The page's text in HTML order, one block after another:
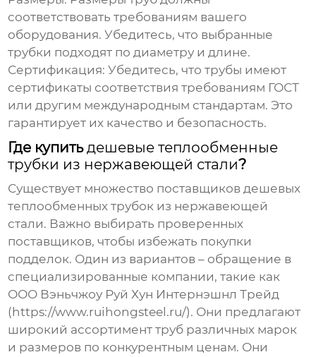
соответствовать требованиям вашего
оборудования. Убедитесь, что выбранные
трубки подходят по диаметру и длине.
Сертификация: Убедитесь, что трубы имеют
сертификаты соответствия требованиям ГОСТ
или другим международным стандартам. Это
гарантирует их качество и безопасность.
Где купитьдешевые теплообменные
трубки из нержавеющей стали?
Существует множество поставщиковдешевых
теплообменных трубок из нержавеющей
стали. Важно выбирать проверенных
поставщиков, чтобы избежать покупки
подделок. Один из вариантов – обращение в
специализированные компании, такие как
ООО Вэньчжоу Руй Хун Интернэшнл Трейд
(https://www.ruihongsteel.ru/). Они предлагают
широкий ассортимент труб различных марок
и размеров по конкурентным ценам. Они